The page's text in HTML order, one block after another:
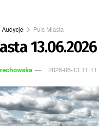
Audycje Puls Miasta
13.06.2026
2026-06-13 11:11